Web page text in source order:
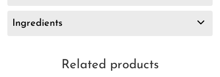
Ingredients
Related products